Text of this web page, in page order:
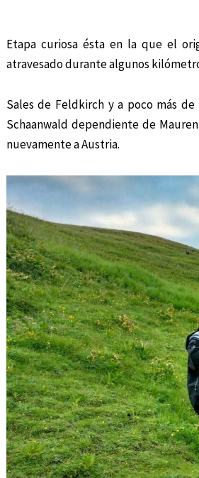
Etapa curiosa ésta en la que el
atravesado durante algunos
Sales de Feldkirch y a poco más
Schaanwald dependiente de
nuevamente a Austria.